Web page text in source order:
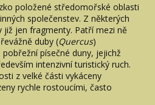
položené středomořské oblasti
společenstev. Z některých
již jen fragmenty. Patří mezi ně
duby (Quercus)
pobřežní písečné duny, jejichž
intenzivní turistický ruch.
z velké části vykáceny
rychle rostoucími, často